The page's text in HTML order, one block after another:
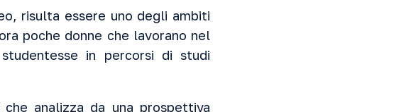
risulta essere uno degli ambiti
poche donne che lavorano nel
in percorsi di studi
che analizza da una prospettiva